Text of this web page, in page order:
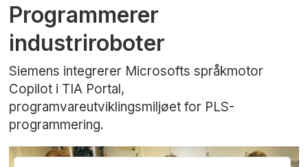
Programmerer
industriroboter
Siemens integrerer Microsofts språkmotor
Copilot i TIA Portal,
programvareutviklingsmiljøet for PLS-
programmering.